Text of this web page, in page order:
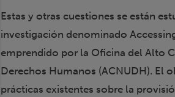
Estas y otras cuestiones se están
investigación denominado
emprendido por la Oficina del Alto
Derechos Humanos (ACNUDH). El
prácticas existentes sobre la